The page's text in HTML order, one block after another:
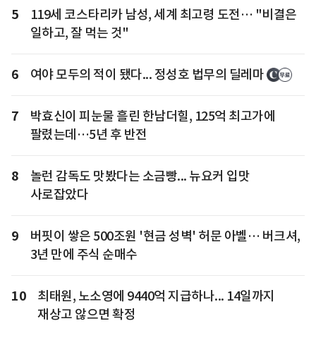
5
119세 코스타리카 남성, 세계 최고령 도전… "비결은
일하고, 잘 먹는 것"
6 여야 모두의 적이 됐다... 정성호 법무의 딜레마
7
박효신이 피눈물 흘린 한남더힐, 125억 최고가에
팔렸는데…5년 후 반전
8
놀런 감독도 맛봤다는 소금빵... 뉴요커 입맛
사로잡았다
9
버핏이 쌓은 500조원 '현금 성벽' 허문 아벨… 버크셔,
3년 만에 주식 순매수
10
최태원, 노소영에 9440억 지급하나... 14일까지
재상고 않으면 확정